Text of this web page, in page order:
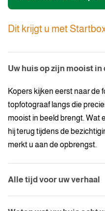
Dit krijgt u met
Uw huis op zijn mooist in
Kopers kijken eerst naar de
topfotograaf langs die
mooist in beeld brengt. Wat
hij terug tijdens de
merkt u aan de opbrengst.
Alle tijd voor uw verhaal